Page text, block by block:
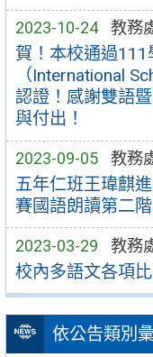
2023-10-24 教務
賀！本校通過
（International
認證！感謝雙語
與付出！
2023-09-05 教務
五年仁班王瑋麒
賽國語朗讀第二階
2023-03-29 教務
校內多語文各項
依公告類別